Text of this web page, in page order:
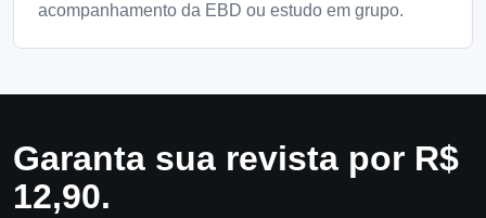
acompanhamento da EBD ou estudo em grupo.
Garanta sua revista por R$
12,90.